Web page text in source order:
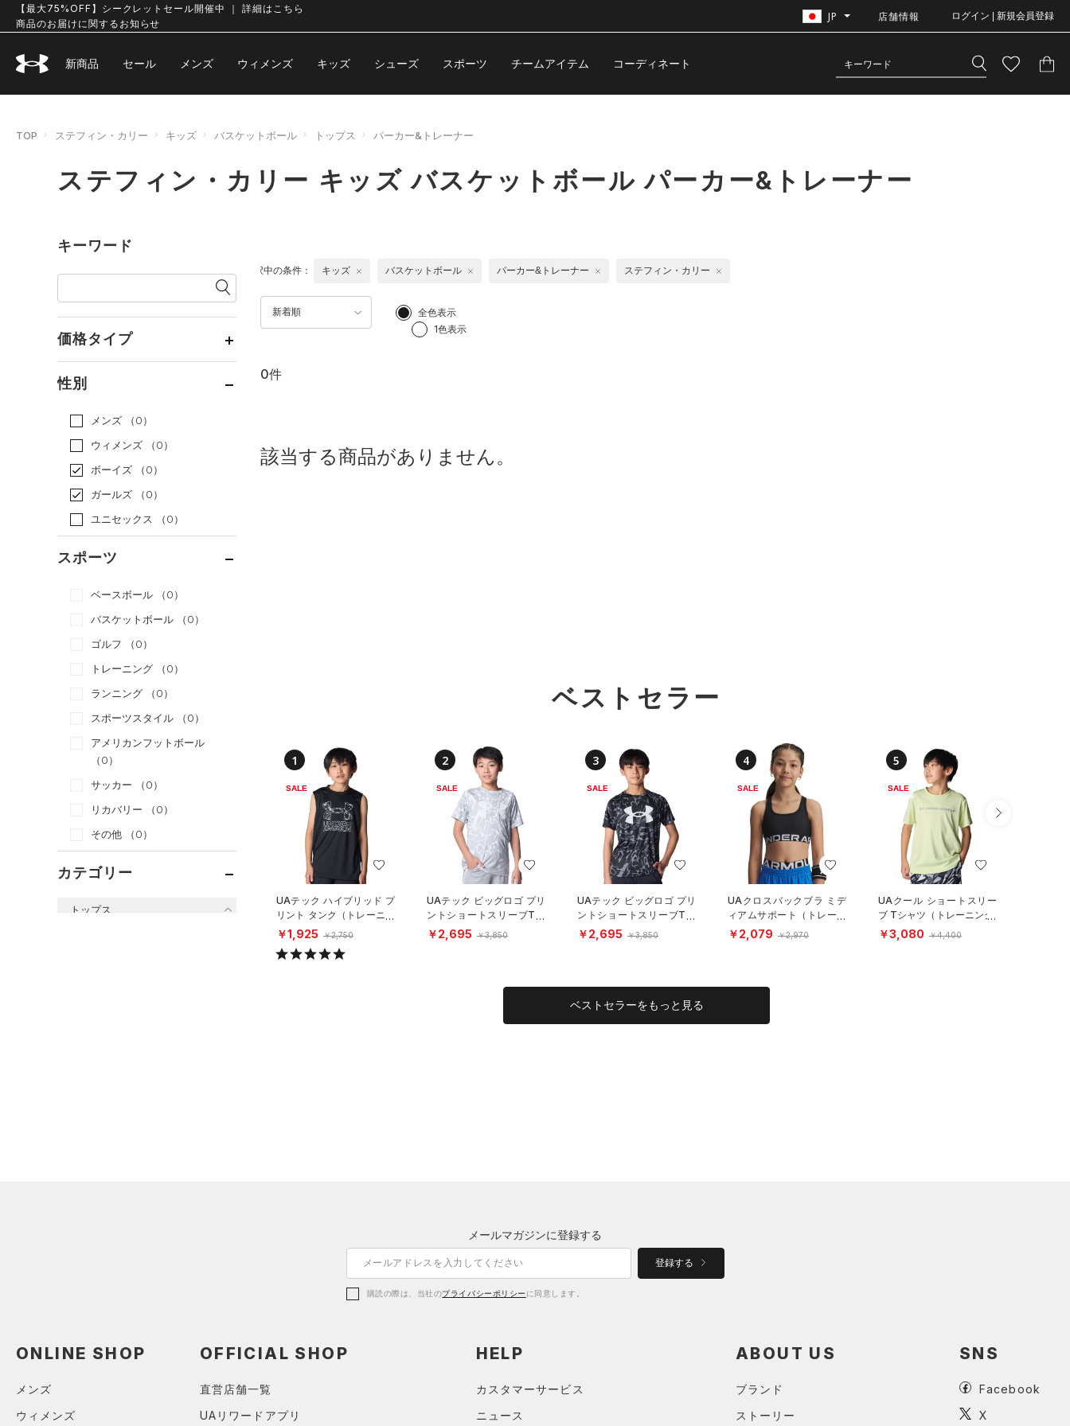
【最大75%OFF】シークレットセール開催中 ｜ 詳細はこちら
商品のお届けに関するお知らせ
JP 店舗情報 ログイン | 新規会員登録
新商品 セール メンズ ウィメンズ キッズ シューズ スポーツ チームアイテム コーディネート
TOP ステフィン・カリー キッズ バスケットボール トップス パーカー&トレーナー
ステフィン・カリー キッズ バスケットボール パーカー&トレーナー
キーワード
価格タイプ
性別
メンズ
（0）
ウィメンズ
（0）
ボーイズ
（0）
ガールズ
（0）
ユニセックス
（0）
スポーツ
ベースボール
（0）
バスケットボール
（0）
ゴルフ
（0）
トレーニング
（0）
ランニング
（0）
スポーツスタイル
（0）
アメリカンフットボール
（0）
サッカー
（0）
リカバリー
（0）
その他
（0）
カテゴリー
トップス
すべてのボトムス
アクセサリー
サイズ
新着順
全色表示
1色表示
選択中の条件： キッズ バスケットボール パーカー&トレーナー ステフィン・カリー
0件
該当する商品がありません。
ベストセラー
1
SALE
UAテック ハイブリッド プ
リント タンク（トレーニン
グ/BOYS）
￥1,925 ￥2,750
2
SALE
UAテック ビッグロゴ プリ
ントショートスリーブTシ
ャツ（トレーニング/BOY
￥2,695 ￥3,850
3
SALE
UAテック ビッグロゴ プリ
ントショートスリーブTシ
ャツ（トレーニング/BOY
￥2,695 ￥3,850
4
SALE
UAクロスバックブラ ミデ
ィアムサポート（トレーニ
ング/GIRLS）
￥2,079 ￥2,970
5
SALE
UAクール ショートスリー
ブ Tシャツ（トレーニング/
BOYS）
￥3,080 ￥4,400
ベストセラーをもっと見る
メールマガジンに登録する
登録する
購読の際は、当社のプライバシーポリシー に同意します。
ONLINE SHOP
メンズ
ウィメンズ
OFFICIAL SHOP
直営店舗一覧
UAリワードアプリ
HELP
カスタマーサービス
ニュース
ABOUT US
ブランド
ストーリー
SNS
Facebook
X